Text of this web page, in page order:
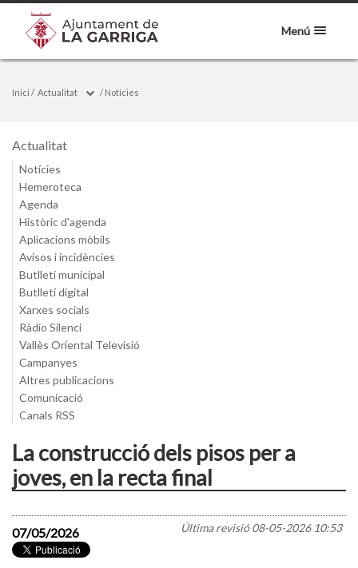
Menú
Inici / Actualitat / Notícies
Actualitat
Notícies
Hemeroteca
Agenda
Històric d'agenda
Aplicacions mòbils
Avisos i incidències
Butlletí municipal
Butlletí digital
Xarxes socials
Ràdio Silenci
Vallès Oriental Televisió
Campanyes
Altres publicacions
Comunicació
Canals RSS
La construcció dels pisos per a
joves, en la recta final
Última revisió08-05-2026 10:53
07/05/2026